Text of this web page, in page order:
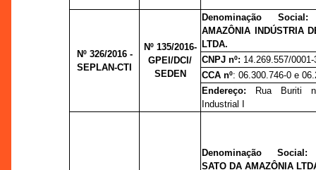
Nº 326/2016 -
SEPLAN-CTI
Nº 135/2016-
GPEI/DCI/
SEDEN
Denominação
AMAZÔNIA INDÚSTRIA
LTDA.
CNPJ nº: 14.269.557/0001-
CCA nº: 06.300.746-0 e
Endereço:
Rua Buriti
Industrial I
Denominação
SATO DA AMAZÔNIA